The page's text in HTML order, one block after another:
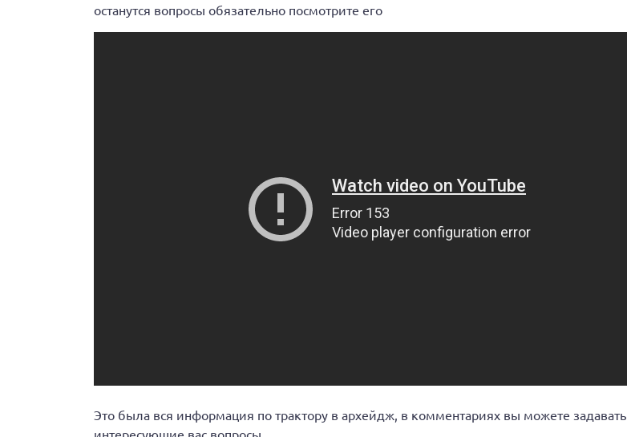
останутся вопросы обязательно посмотрите его
Это была вся информация по трактору в архейдж, в комментариях вы можете задавать
интересующие вас вопросы.